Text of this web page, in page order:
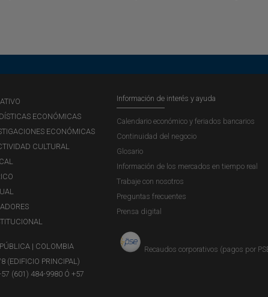
ECONÓMICAS
ECONÓMICAS
CULTURAL
| COLOMBIA
(EDIFICIO PRINCIPAL)
(601) 484-9980 Ó +57
Información de interés y ayuda
Calendario económico y feriados bancarios
Continuidad del negocio
Glosario
Información de los mercados en tiempo real
Trabaje con nosotros
Preguntas frecuentes
Prensa digital
Recaudos corporativos (pagos por